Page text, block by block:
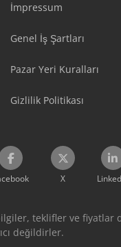
İmpressum
Genel İş Şartları
Pazar Yeri Kuralları
Gizlilik Politikası
X
teklifler ve fiyatlar
değildirler.